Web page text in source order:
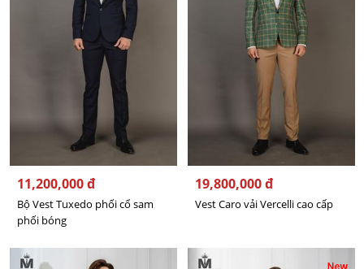
11,200,000 đ
Bộ Vest Tuxedo phối cổ sam
phối bóng
19,800,000 đ
Vest Caro vải Vercelli cao cấp